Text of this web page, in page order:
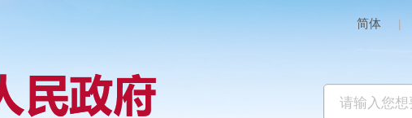
简体 |